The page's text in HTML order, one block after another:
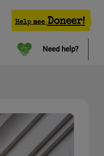
Help mee Doneer!
Need help?